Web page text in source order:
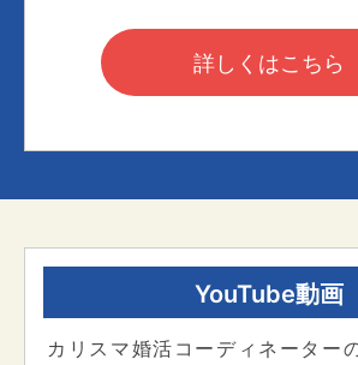
詳しくはこちら
YouTube動画
カリスマ婚活コーディネーター